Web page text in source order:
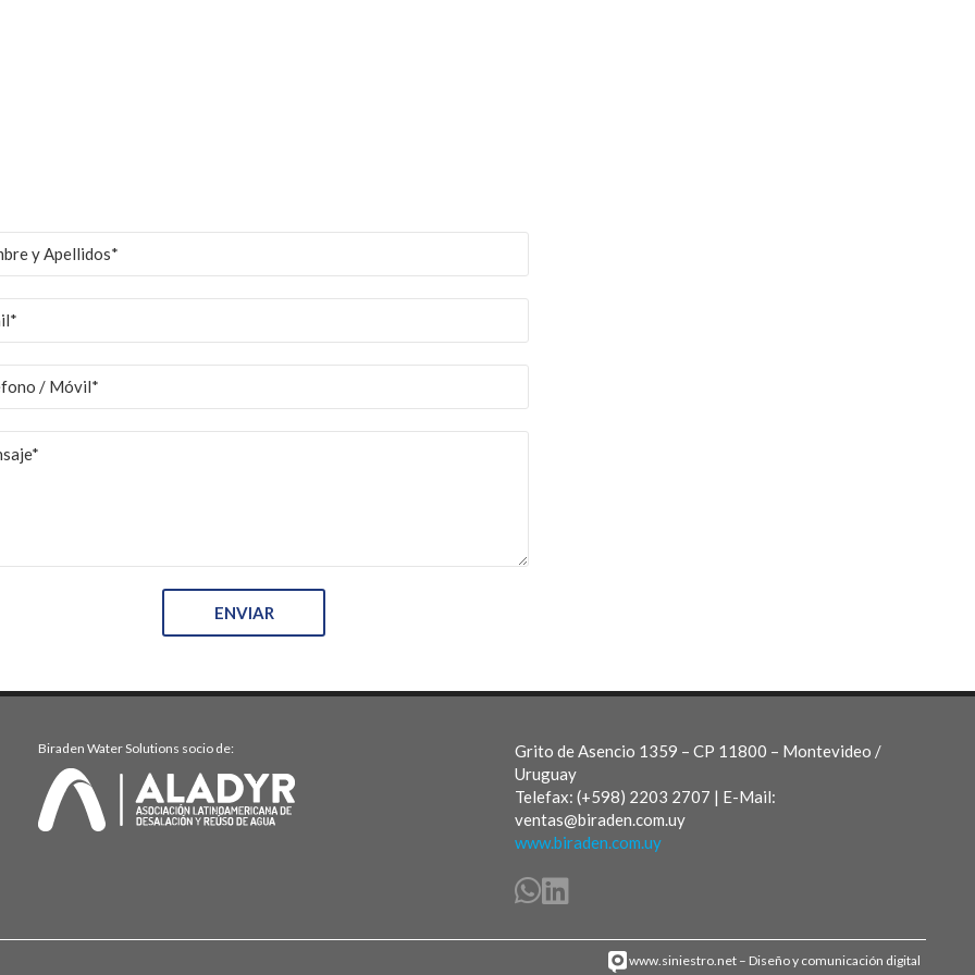
Biraden Water Solutions socio de:
Grito de Asencio 1359 – CP 11800 – Montevideo /
Uruguay
Telefax: (+598) 2203 2707 | E-Mail:
ventas@biraden.com.uy
www.biraden.com.uy
www.siniestro.net – Diseño y comunicación digital